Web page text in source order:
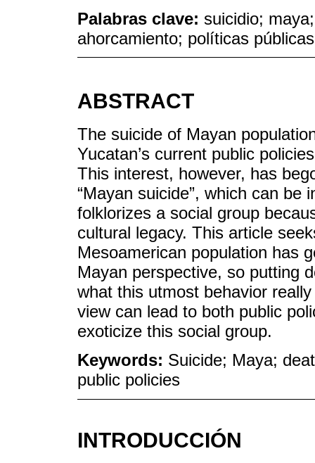
Palabras clave: suicidio;
ahorcamiento; políticas públicas
ABSTRACT
The suicide of Mayan
Yucatan’s current public
This interest, however, has
“Mayan suicide”, which can be
folklorizes a social group
cultural legacy. This article
Mesoamerican population has
Mayan perspective, so putting
what this utmost behavior
view can lead to both public
exoticize this social group.
Keywords: Suicide; Maya;
public policies
INTRODUCCIÓN